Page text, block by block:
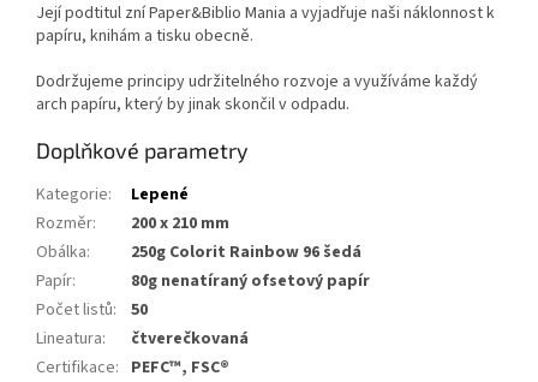
Její podtitul zní Paper&Biblio Mania a vyjadřuje naši náklonnost k
papíru, knihám a tisku obecně.
Dodržujeme principy udržitelného rozvoje a využíváme každý
arch papíru, který by jinak skončil v odpadu.
Doplňkové parametry
Kategorie:
Lepené
Rozměr:
200 x 210 mm
Obálka:
250g Colorit Rainbow 96 šedá
Papír:
80g nenatíraný ofsetový papír
Počet listů:
50
Lineatura:
čtverečkovaná
Certifikace: PEFC™, FSC®